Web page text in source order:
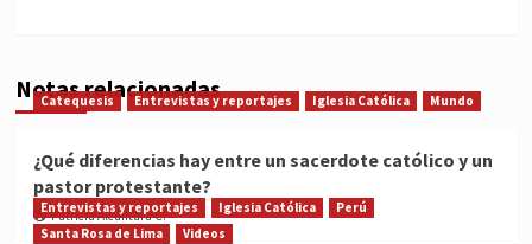
Notas relacionadas
Catequesis Entrevistas y reportajes Iglesia Católica Mundo
¿Qué diferencias hay entre un sacerdote católico y un
pastor protestante?
Patricia Alcántara C.
Entrevistas y reportajes Iglesia Católica
Perú
Santa Rosa de Lima
Videos